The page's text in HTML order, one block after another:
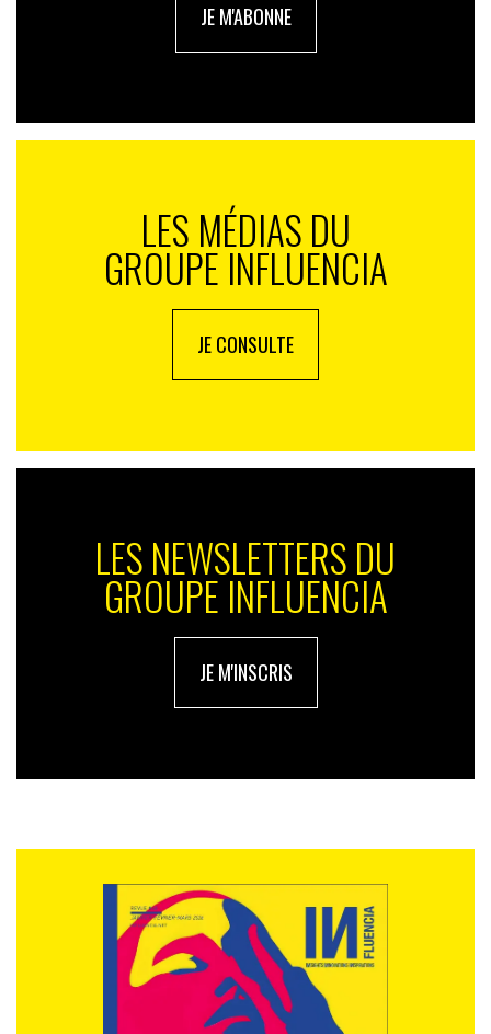
JE M'ABONNE
LES MÉDIAS DU
GROUPE INFLUENCIA
JE CONSULTE
LES NEWSLETTERS DU
GROUPE INFLUENCIA
JE M'INSCRIS